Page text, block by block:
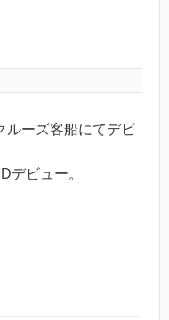
ルーズ客船にてデビ
デビュー。